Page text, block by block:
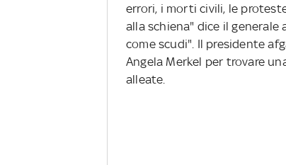
errori, i morti civili, le
alla schiena" dice il generale
come scudi". Il presidente
Angela Merkel per trovare
alleate.